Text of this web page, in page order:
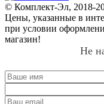
© Комплект-Эл, 2018-
Цены, указанные в
при условии
магазин!
Не